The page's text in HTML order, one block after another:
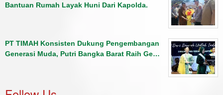
Bantuan Rumah Layak Huni Dari Kapolda.
PT TIMAH Konsisten Dukung Pengembangan
Generasi Muda, Putri Bangka Barat Raih Ge…